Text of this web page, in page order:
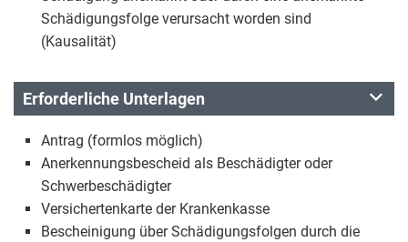
Schädigungsfolge verursacht worden sind
(Kausalität)
Erforderliche Unterlagen
Antrag (formlos möglich)
Anerkennungsbescheid als Beschädigter oder
Schwerbeschädigter
Versichertenkarte der Krankenkasse
Bescheinigung über Schädigungsfolgen durch die